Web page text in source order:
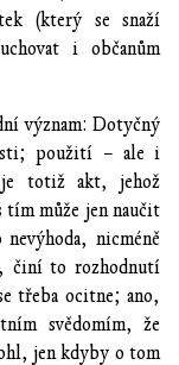
(který se snaží
i občanům
význam: Dotyčný
použití – ale i
totiž akt, jehož
tím může jen naučit
nicméně
činí to rozhodnutí
třeba ocitne; ano,
svědomím, že
jen kdyby o tom